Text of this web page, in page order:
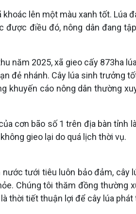
lên một màu xanh tốt. Lúa
điều đó, nông dân đang
năm 2025, xã gieo cấy 873ha
đẻ nhánh. Cây lúa sinh trưởng
khuyến cáo nông dân thường
cơn bão số 1 trên địa bàn
gieo lại do quá lịch thời vụ.
tưới tiêu luôn bảo đảm,
Chúng tôi thăm đồng thường
thời tiết thuận lợi để cây lúa